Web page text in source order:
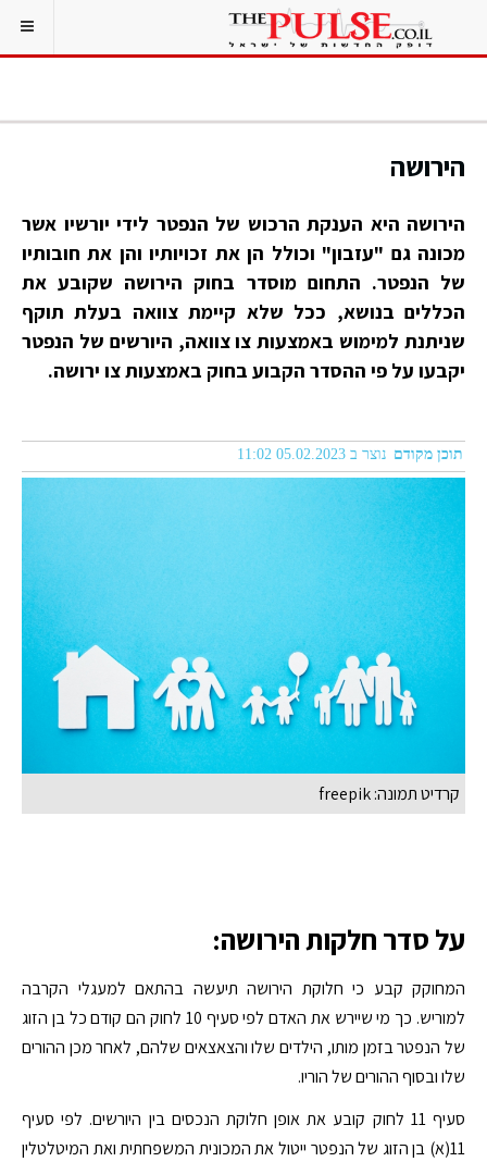
הירושה
הירושה היא הענקת הרכוש של הנפטר לידי יורשיו אשר
מכונה גם "עזבון" וכולל הן את זכויותיו והן את חובותיו
של הנפטר. התחום מוסדר בחוק הירושה שקובע את
הכללים בנושא, ככל שלא קיימת צוואה בעלת תוקף
שניתנת למימוש באמצעות צו צוואה, היורשים של הנפטר
יקבעו על פי ההסדר הקבוע בחוק באמצעות צו ירושה.
תוכן מקודם נוצר ב 05.02.2023 11:02
קרדיט תמונה: freepik
על סדר חלקות הירושה:
המחוקק קבע כי חלוקת הירושה תיעשה בהתאם למעגלי הקרבה
למוריש. כך מי שיירש את האדם לפי סעיף 10 לחוק הם קודם כל בן הזוג
של הנפטר בזמן מותו, הילדים שלו והצאצאים שלהם, לאחר מכן ההורים
שלו ובסוף ההורים של הוריו.
סעיף 11 לחוק קובע את אופן חלוקת הנכסים בין היורשים. לפי סעיף
11(א) בן הזוג של הנפטר ייטול את המכונית המשפחתית ואת המיטלטלין